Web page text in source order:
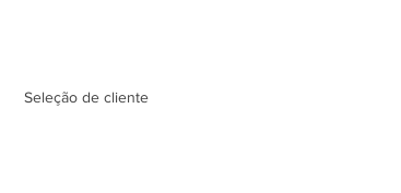
Seleção de cliente